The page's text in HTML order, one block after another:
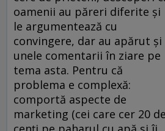
oamenii au păreri diferite şi
le argumentează cu
convingere, dar au apărut şi
unele comentarii în ziare pe
tema asta. Pentru că
problema e complexă:
comportă aspecte de
marketing (cei care cer 20 de